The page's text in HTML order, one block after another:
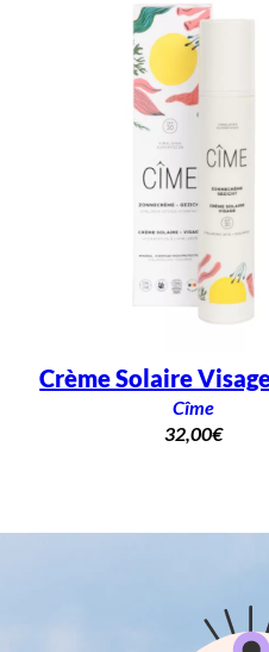
Crème Solaire
Cîme
32,00€